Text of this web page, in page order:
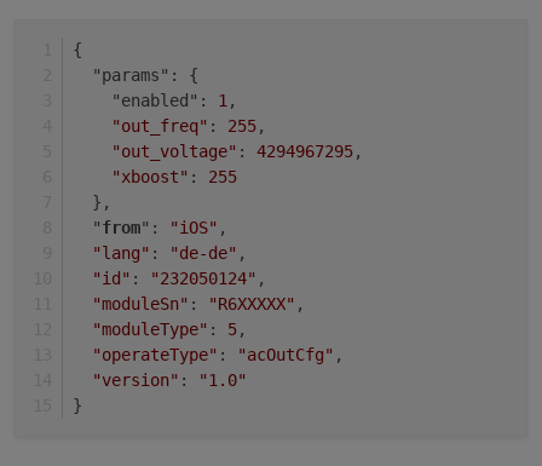
{
  "params": {
    "enabled":
1,
"out_freq" : 255,
"out_voltage" : 4294967295,
"xboost" : 255
  },
  "
from": "iOS" ,
"lang" : "de-de" ,
"id" : "232050124" ,
"moduleSn" : "R6XXXXX" ,
"moduleType" : 5,
"operateType" : "acOutCfg" ,
"version" :
"1.0"
}